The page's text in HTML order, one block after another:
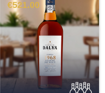
€521.00